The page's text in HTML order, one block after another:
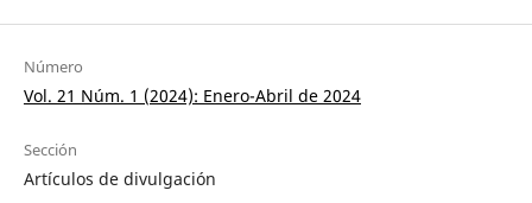
Número
Vol. 21 Núm. 1 (2024): Enero-Abril de 2024
Sección
Artículos de divulgación